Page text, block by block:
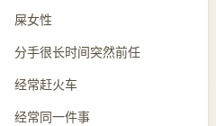
屎女性
分手很长时间突然前任
经常赶火车
经常同一件事